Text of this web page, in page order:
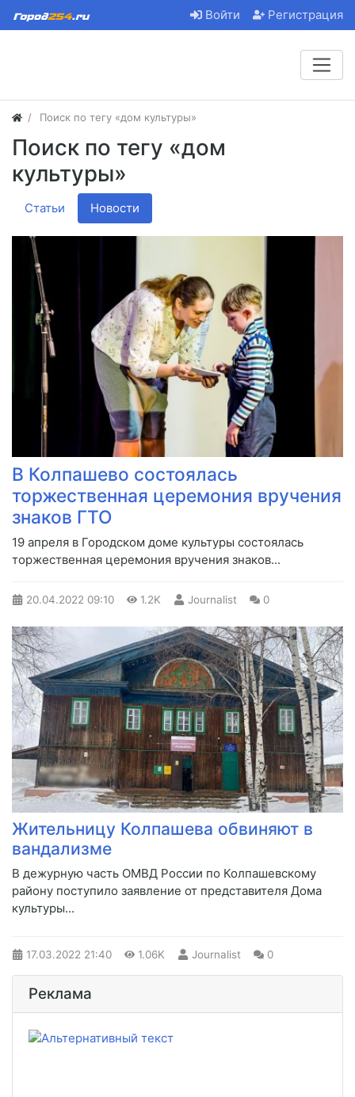
Войти Регистрация
Поиск по тегу «дом культуры»
Поиск по тегу «дом
культуры»
Статьи Новости
В Колпашево состоялась
торжественная церемония вручения
знаков ГТО
19 апреля в Городском доме культуры состоялась
торжественная церемония вручения знаков...
20.04.2022 09:10 1.2K Journalist 0
Жительницу Колпашева обвиняют в
вандализме
​В дежурную часть ОМВД России по Колпашевскому
району поступило заявление от представителя Дома
культуры...
17.03.2022 21:40 1.06K Journalist 0
Реклама